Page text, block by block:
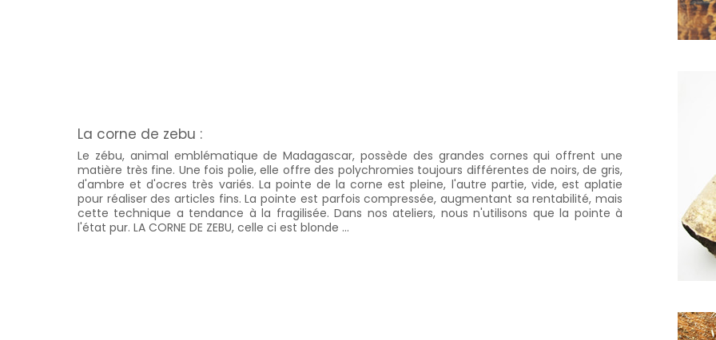
La corne de zebu :
Le zébu, animal emblématique de Madagascar, possède des grandes cornes qui offrent une
matière très fine. Une fois polie, elle offre des polychromies toujours différentes de noirs, de gris,
d'ambre et d'ocres très variés. La pointe de la corne est pleine, l'autre partie, vide, est aplatie
pour réaliser des articles fins. La pointe est parfois compressée, augmentant sa rentabilité, mais
cette technique a tendance à la fragilisée. Dans nos ateliers, nous n'utilisons que la pointe à
l'état pur. LA CORNE DE ZEBU, celle ci est blonde ...